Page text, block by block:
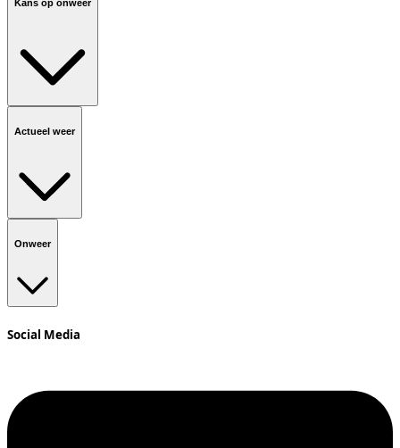
Kans op onweer
Actueel weer
Onweer
Social Media